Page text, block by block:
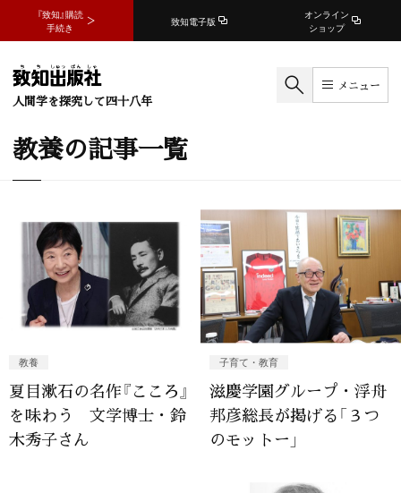
『致知』購読
手続き
致知電子版
オンライン
ショップ
人間学を探究して四十八年
メニュー
教養の記事一覧
教養
夏目漱石の名作『こころ』
を味わう 文学博士・鈴
木秀子さん
子育て・教育
滋慶学園グループ・浮舟
邦彦総長が掲げる「３つ
のモットー」